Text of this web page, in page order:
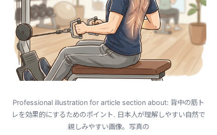
Professional illustration for article section about: 背中の筋ト
レを効果的にするためのポイント. 日本人が理解しやすい自然で
親しみやすい画像。写真の